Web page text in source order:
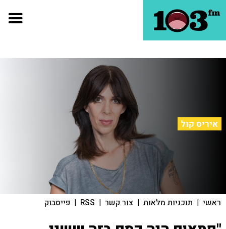
איריס קול
ראשי | תוכניות מלאות | צור קשר |
RSS
| פייסבוק